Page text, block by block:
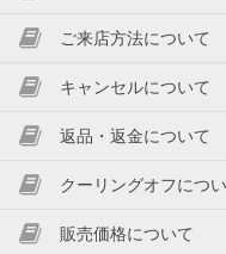
ご来店方法について
キャンセルについて
返品・返金について
クーリングオフにつ
販売価格について